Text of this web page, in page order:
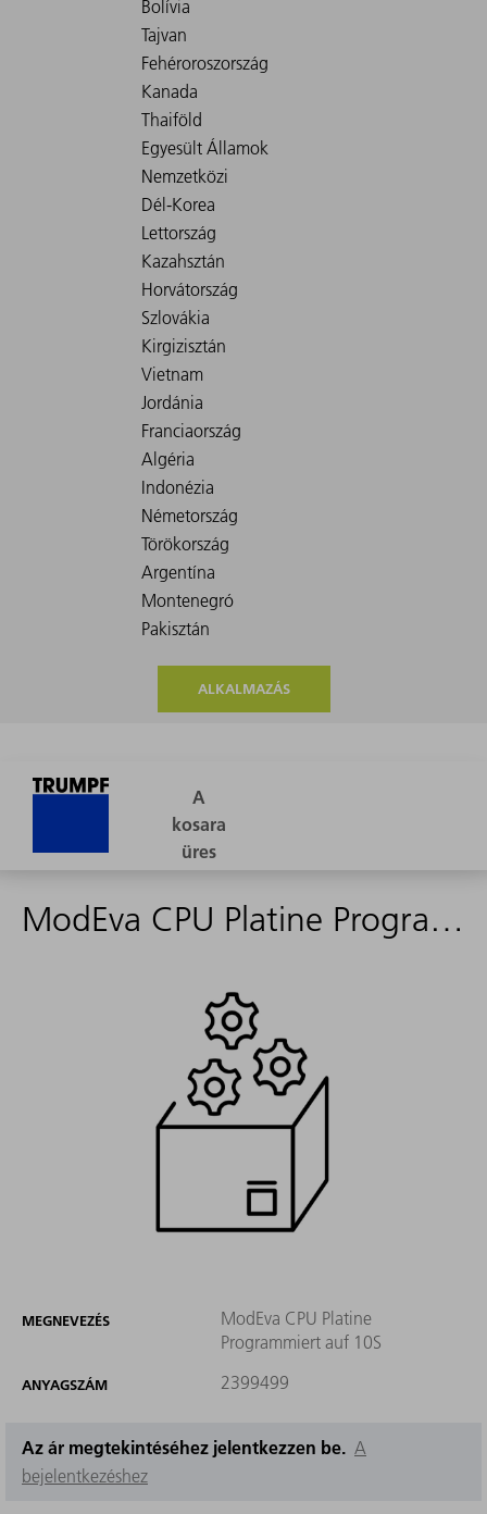
ALKALMAZÁS
ModEva CPU Platine Programmiert auf 10S
MEGNEVEZÉS
ModEva CPU Platine
Programmiert auf 10S
ANYAGSZÁM 2399499
Az ár megtekintéséhez jelentkezzen be. A
bejelentkezéshez